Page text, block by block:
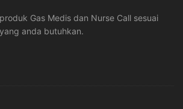
Gas Medis dan Nurse Call sesuai
anda butuhkan.